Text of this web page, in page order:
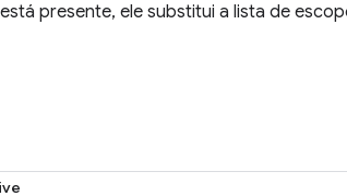
está presente, ele substitui a lista de